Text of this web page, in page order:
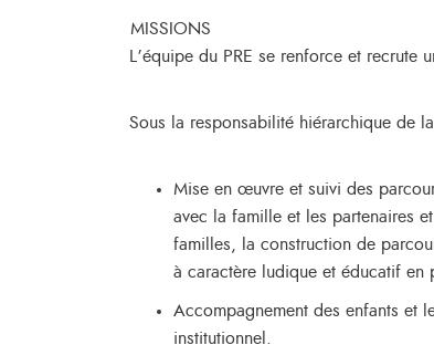
MISSIONS
L’équipe du PRE se renforce et recrute
Sous la responsabilité hiérarchique de
Mise en œuvre et suivi des
avec la famille et les partenaires
familles, la construction de
à caractère ludique et éducatif en
Accompagnement des enfants et
institutionnel.